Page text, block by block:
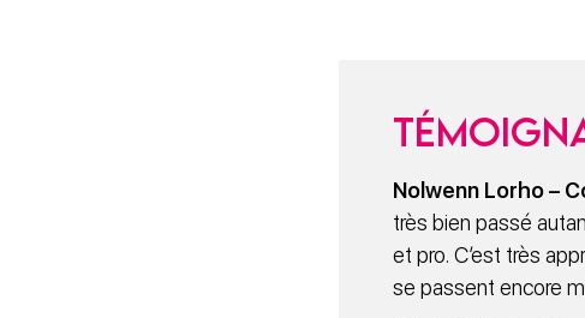
Nolwenn Lorho –
très bien passé
et pro. C’est très
se passent encore